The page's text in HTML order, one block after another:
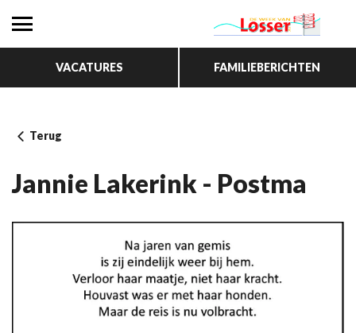
VACATURES FAMILIEBERICHTEN
Terug
Jannie Lakerink - Postma